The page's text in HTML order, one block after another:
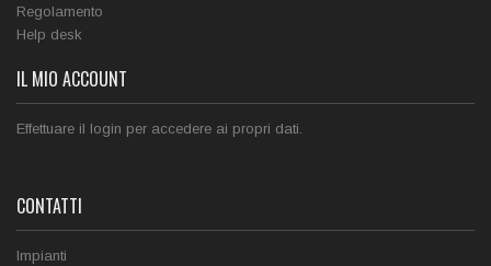
Regolamento
Help desk
IL MIO ACCOUNT
Effettuare il login per accedere ai propri dati.
CONTATTI
Impianti